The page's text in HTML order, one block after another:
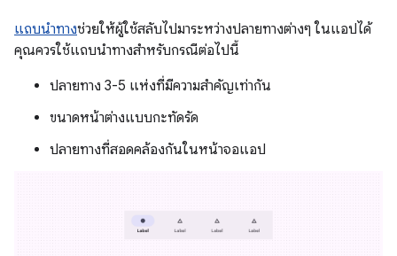
แถบนำทางช่วยให้ผู้ใช้สลับไปมาระหว่างปลายทางต่างๆ ในแอปได้
คุณควรใช้แถบนำทางสำหรับกรณีต่อไปนี้
ปลายทาง 3-5 แห่งที่มีความสำคัญเท่ากัน
ขนาดหน้าต่างแบบกะทัดรัด
ปลายทางที่สอดคล้องกันในหน้าจอแอป